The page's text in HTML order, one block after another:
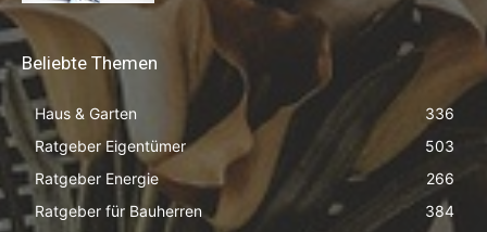
Beliebte Themen
Haus & Garten
336
Ratgeber Eigentümer
503
Ratgeber Energie
266
Ratgeber für Bauherren
384